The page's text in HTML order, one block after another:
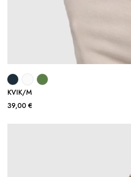
KVIK/M
39,00 €